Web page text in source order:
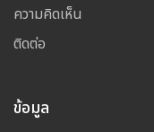
ความคิดเห็น
ติดต่อ
ข้อมูล